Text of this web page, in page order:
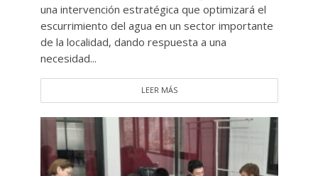
una intervención estratégica que optimizará el
escurrimiento del agua en un sector importante
de la localidad, dando respuesta a una
necesidad...
LEER MÁS